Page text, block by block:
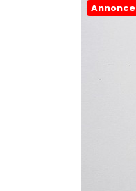
Annonce